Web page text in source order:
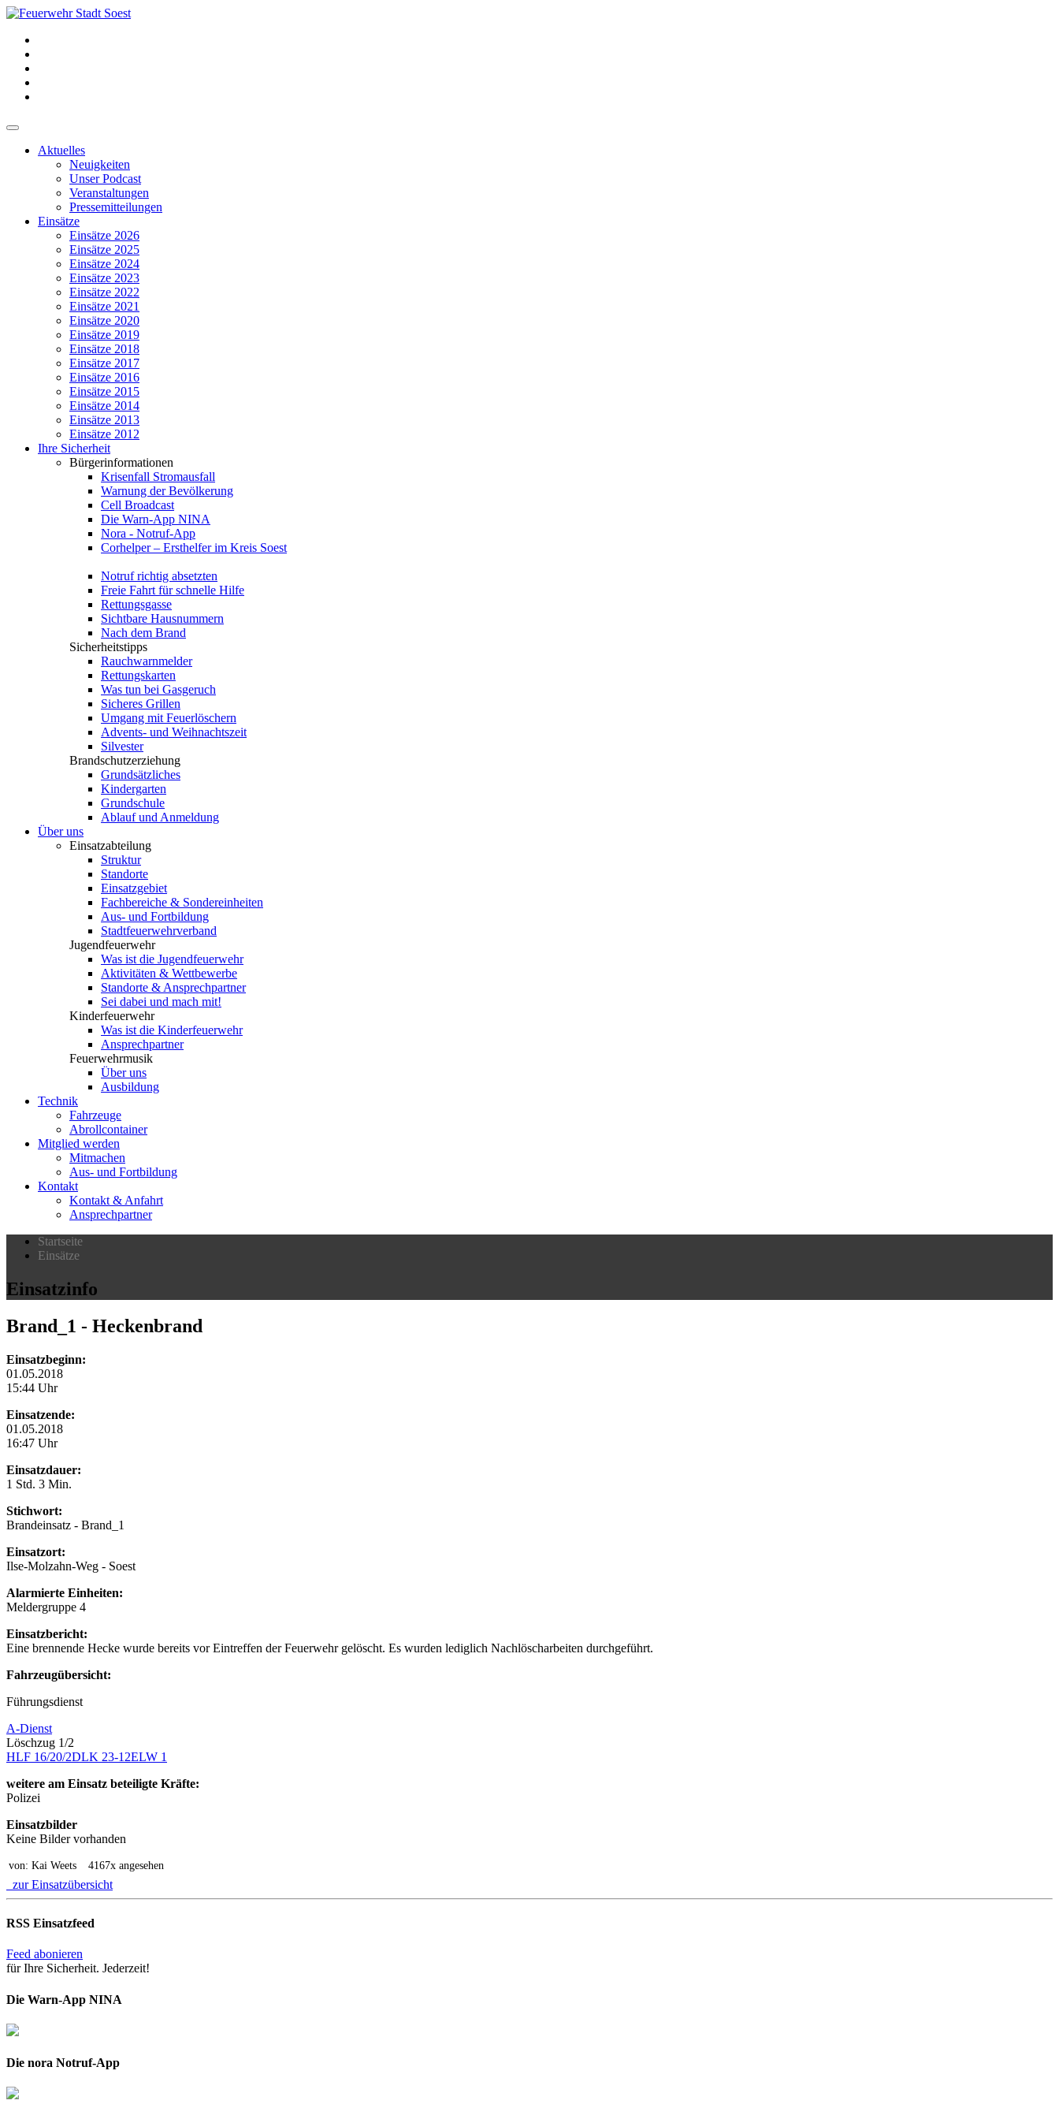
Aktuelles
Neuigkeiten
Unser Podcast
Veranstaltungen
Pressemitteilungen
Einsätze
Einsätze 2026
Einsätze 2025
Einsätze 2024
Einsätze 2023
Einsätze 2022
Einsätze 2021
Einsätze 2020
Einsätze 2019
Einsätze 2018
Einsätze 2017
Einsätze 2016
Einsätze 2015
Einsätze 2014
Einsätze 2013
Einsätze 2012
Ihre Sicherheit
Bürgerinformationen
Krisenfall Stromausfall
Warnung der Bevölkerung
Cell Broadcast
Die Warn-App NINA
Nora - Notruf-App
Corhelper – Ersthelfer im Kreis Soest
Notruf richtig absetzten
Freie Fahrt für schnelle Hilfe
Rettungsgasse
Sichtbare Hausnummern
Nach dem Brand
Sicherheitstipps
Rauchwarnmelder
Rettungskarten
Was tun bei Gasgeruch
Sicheres Grillen
Umgang mit Feuerlöschern
Advents- und Weihnachtszeit
Silvester
Brandschutzerziehung
Grundsätzliches
Kindergarten
Grundschule
Ablauf und Anmeldung
Über uns
Einsatzabteilung
Struktur
Standorte
Einsatzgebiet
Fachbereiche & Sondereinheiten
Aus- und Fortbildung
Stadtfeuerwehrverband
Jugendfeuerwehr
Was ist die Jugendfeuerwehr
Aktivitäten & Wettbewerbe
Standorte & Ansprechpartner
Sei dabei und mach mit!
Kinderfeuerwehr
Was ist die Kinderfeuerwehr
Ansprechpartner
Feuerwehrmusik
Über uns
Ausbildung
Technik
Fahrzeuge
Abrollcontainer
Mitglied werden
Mitmachen
Aus- und Fortbildung
Kontakt
Kontakt & Anfahrt
Ansprechpartner
Startseite
Einsätze
Einsatzinfo
Brand_1 - Heckenbrand
Einsatzbeginn:
01.05.2018
15:44 Uhr
Einsatzende:
01.05.2018
16:47 Uhr
Einsatzdauer:
1 Std. 3 Min.
Stichwort:
Brandeinsatz - Brand_1
Einsatzort:
Ilse-Molzahn-Weg - Soest
Alarmierte Einheiten:
Meldergruppe 4
Einsatzbericht:
Eine brennende Hecke wurde bereits vor Eintreffen der Feuerwehr gelöscht. Es wurden lediglich Nachlöscharbeiten durchgeführt.
Fahrzeugübersicht:
Führungsdienst
A-Dienst
Löschzug 1/2
HLF 16/20/2DLK 23-12ELW 1
weitere am Einsatz beteiligte Kräfte:
Polizei
Einsatzbilder
Keine Bilder vorhanden
von: Kai Weets 4167x angesehen
zur Einsatzübersicht
RSS Einsatzfeed
Feed abonieren
für Ihre Sicherheit. Jederzeit!
Die Warn-App NINA
Die nora Notruf-App